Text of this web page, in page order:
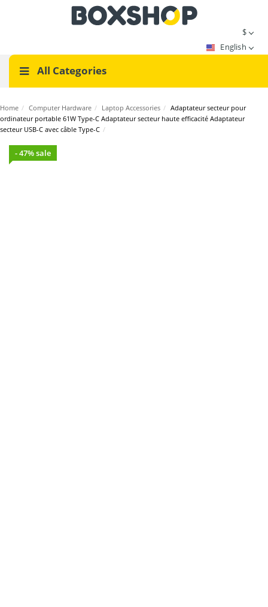
$
English
All Categories
Home / Computer Hardware / Laptop Accessories / Adaptateur secteur pour
ordinateur portable 61W Type-C Adaptateur secteur haute efficacité Adaptateur
secteur USB-C avec câble Type-C /
- 47% sale